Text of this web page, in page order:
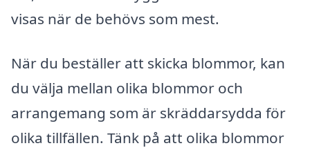
visas när de behövs som mest.
När du beställer att skicka blommor, kan
du välja mellan olika blommor och
arrangemang som är skräddarsydda för
olika tillfällen. Tänk på att olika blommor